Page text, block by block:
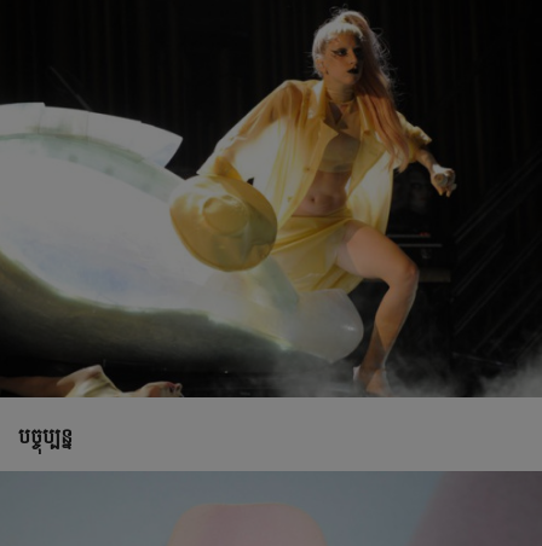
បច្ចុប្បន្ន